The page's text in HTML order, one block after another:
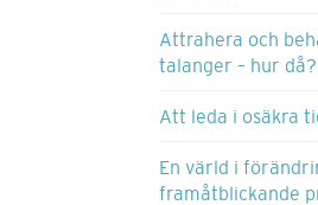
Attrahera och
talanger – hur då?
Att leda i osäkra
En värld i
framåtblickande